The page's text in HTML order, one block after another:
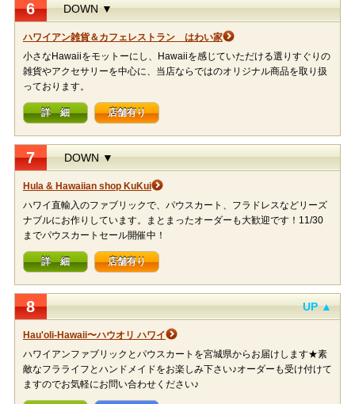
6 DOWN ▼
ハワイアン雑貨＆カフェレストラン はわい家
小さなHawaiiをモットーにし、Hawaiiを感じていただける選りすぐりの
雑貨やアクセサリーを中心に、当店ならではのオリジナル商品を取り扱
っております。
詳 細 店舗有り
7 DOWN ▼
Hula & Hawaiian shop KuKui
ハワイ直輸入のファブリックで、パウスカート、フラドレスなどリーズ
ナブルにお作りしています。まとまったオーダーも大歓迎です！11/30
までパウスカートセール開催中！
詳 細 店舗有り
8 UP ▲
Hau'oli-Hawaii〜ハウオリ ハワイ
ハワイアンファブリックとパウスカートを宮城県からお届けします★素
敵なフラライフとハンドメイドをお楽しみ下さい♪オーダーも受け付けて
ますのでお気軽にお問い合わせください♪